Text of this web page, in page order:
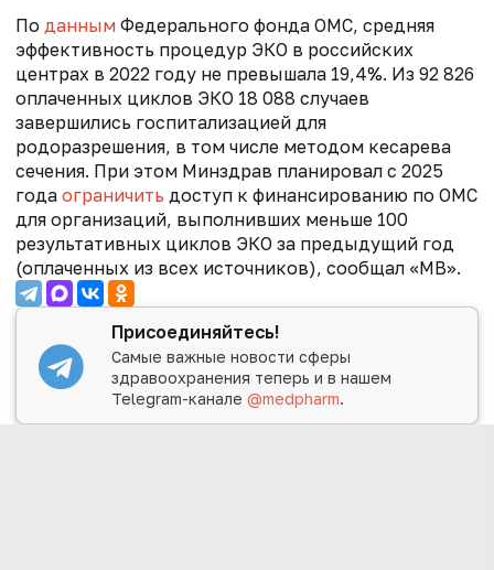
По данным Федерального фонда ОМС, средняя
эффективность процедур ЭКО в российских
центрах в 2022 году не превышала 19,4%. Из 92 826
оплаченных циклов ЭКО 18 088 случаев
завершились госпитализацией для
родоразрешения, в том числе методом кесарева
сечения. При этом Минздрав планировал с 2025
года ограничить доступ к финансированию по ОМС
для организаций, выполнивших меньше 100
результативных циклов ЭКО за предыдущий год
(оплаченных из всех источников), сообщал «МВ».
Присоединяйтесь!
Самые важные новости сферы
здравоохранения теперь и в нашем
Telegram-канале@medpharm.